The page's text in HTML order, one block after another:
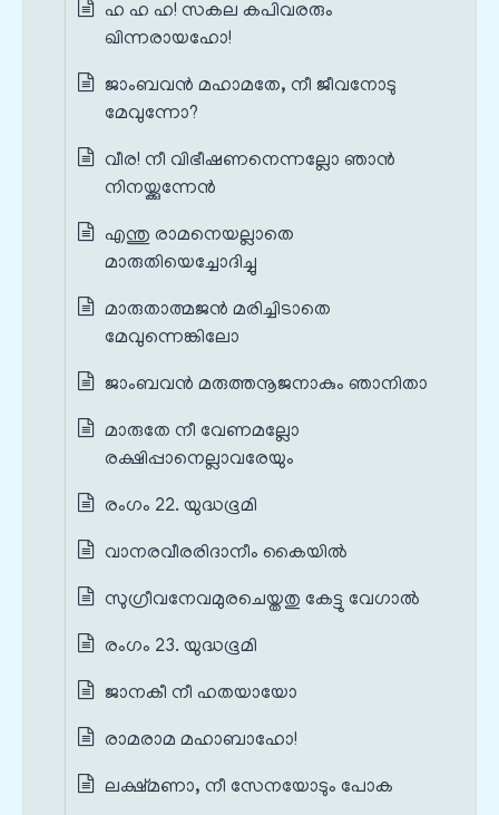
ഹ ഹ ഹ! സകല കപിവരരും
ഖിന്നരായഹോ!
ജാംബവൻ മഹാമതേ, നീ ജീവനോടു
മേവുന്നോ?
വീര! നീ വിഭീഷണനെന്നല്ലോ ഞാൻ
നിനയ്ക്കുന്നേൻ
എന്തു രാമനെയല്ലാതെ
മാരുതിയെച്ചോദിച്ചു
മാരുതാത്മജൻ മരിച്ചിടാതെ
മേവുന്നെങ്കിലോ
ജാംബവൻ മരുത്തനൂജനാകും ഞാനിതാ
മാരുതേ നീ വേണമല്ലോ
രക്ഷിപ്പാനെല്ലാവരേയും
രംഗം 22. യുദ്ധഭൂമി
വാനരവീരരിദാനീം കൈയിൽ
സുഗ്രീവനേവമുരചെയ്തതു കേട്ടു വേഗാൽ
രംഗം 23. യുദ്ധഭൂമി
ജാനകീ നീ ഹതയായോ
രാമരാമ മഹാബാഹോ!
ലക്ഷ്മണാ, നീ സേനയോടും പോക